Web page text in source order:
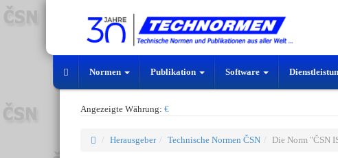
Normen Publikation Software
Angezeigte Währung: €
Herausgeber Technische Normen ČSN Die Norm "ČSN